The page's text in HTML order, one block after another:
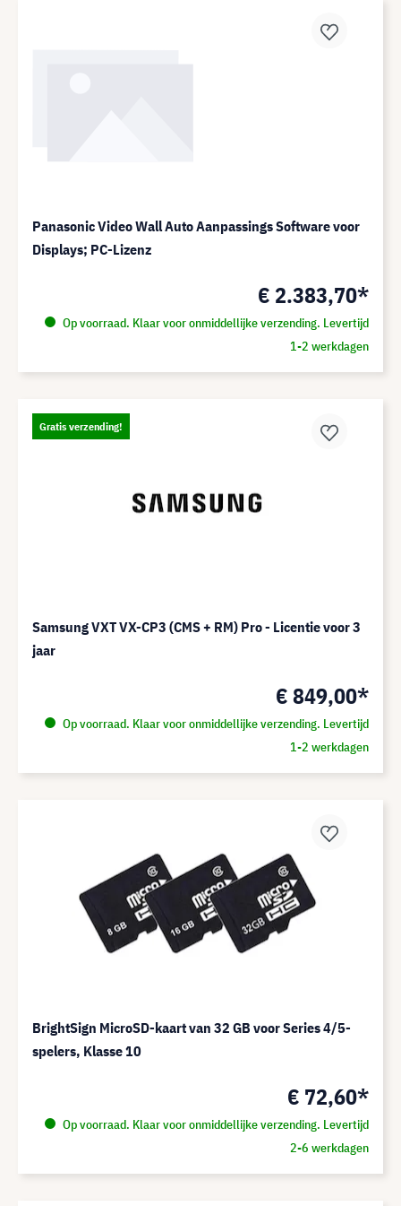
Panasonic Video Wall Auto Aanpassings Software voor
Displays; PC-Lizenz
€ 2.383,70*
Op voorraad. Klaar voor onmiddellijke verzending. Levertijd
1-2 werkdagen
Gratis verzending!
Samsung VXT VX-CP3 (CMS + RM) Pro - Licentie voor 3
jaar
€ 849,00*
Op voorraad. Klaar voor onmiddellijke verzending. Levertijd
1-2 werkdagen
BrightSign MicroSD-kaart van 32 GB voor Series 4/5-
spelers, Klasse 10
€ 72,60*
Op voorraad. Klaar voor onmiddellijke verzending. Levertijd
2-6 werkdagen